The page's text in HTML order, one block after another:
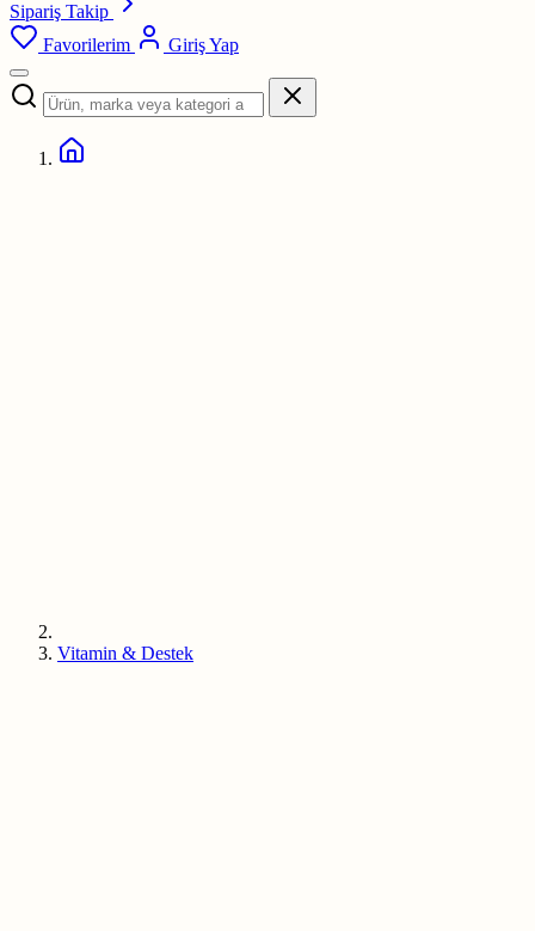
Sipariş Takip
Favorilerim
Giriş Yap
Vitamin & Destek